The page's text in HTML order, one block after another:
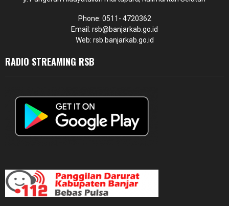
Phone: 0511- 4720362
Email: rsb@banjarkab.go.id
Web: rsb.banjarkab.go.id
RADIO STREAMING RSB